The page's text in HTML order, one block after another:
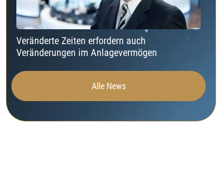
Veränderte Zeiten erfordern auch
Veränderungen im Anlagevermögen
Alle News